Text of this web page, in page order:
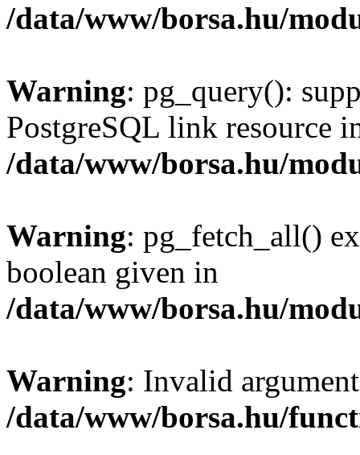
/data/www/borsa.hu/
Warning: pg_query():
PostgreSQL link resource
/data/www/borsa.hu/
Warning: pg_fetch_all()
boolean given in
/data/www/borsa.hu/
Warning: Invalid
/data/www/borsa.hu/